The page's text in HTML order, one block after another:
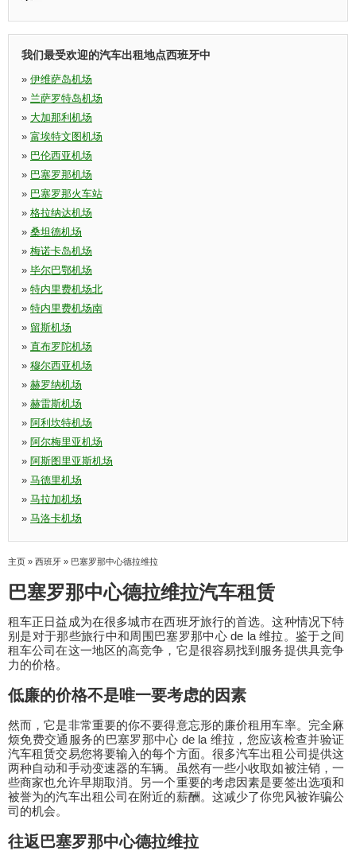
我们最受欢迎的汽车出租地点西班牙中
» 伊维萨岛机场
» 兰萨罗特岛机场
» 大加那利机场
» 富埃特文图机场
» 巴伦西亚机场
» 巴塞罗那机场
» 巴塞罗那火车站
» 格拉纳达机场
» 桑坦德机场
» 梅诺卡岛机场
» 毕尔巴鄂机场
» 特内里费机场北
» 特内里费机场南
» 留斯机场
» 直布罗陀机场
» 穆尔西亚机场
» 赫罗纳机场
» 赫雷斯机场
» 阿利坎特机场
» 阿尔梅里亚机场
» 阿斯图里亚斯机场
» 马德里机场
» 马拉加机场
» 马洛卡机场
主页 » 西班牙 » 巴塞罗那中心德拉维拉
巴塞罗那中心德拉维拉汽车租赁
租车正日益成为在很多城市在西班牙旅行的首选。这种情况下特
别是对于那些旅行中和周围巴塞罗那中心 de la 维拉。鉴于之间
租车公司在这一地区的高竞争，它是很容易找到服务提供具竞争
力的价格。
低廉的价格不是唯一要考虑的因素
然而，它是非常重要的你不要得意忘形的廉价租用车率。完全麻
烦免费交通服务的巴塞罗那中心 de la 维拉，您应该检查并验证
汽车租赁交易您将要输入的每个方面。很多汽车出租公司提供这
两种自动和手动变速器的车辆。虽然有一些小收取如被注销，一
些商家也允许早期取消。另一个重要的考虑因素是要签出选项和
被誉为的汽车出租公司在附近的薪酬。这减少了你兜风被诈骗公
司的机会。
往返巴塞罗那中心德拉维拉